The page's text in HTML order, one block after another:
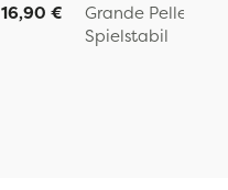
16,90 €
Grande Pelle de
Spielstabil